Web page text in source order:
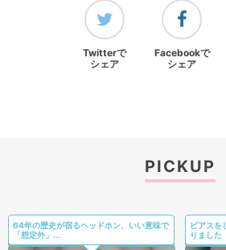
Twitterで
シェア
Facebookで
シェア
PICKUP
64年の歴史が宿るヘッドホン、いい意味で
「想定外」...
ピアスを
りました